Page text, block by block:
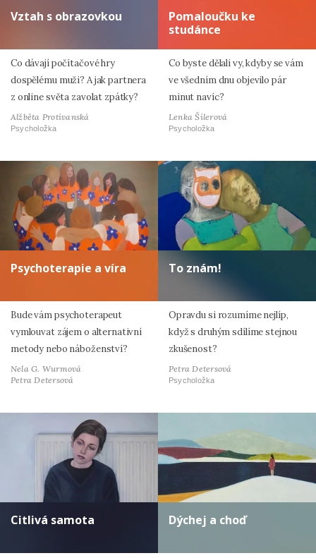
Vztah s obrazovkou
Co dávají počítačové hry
dospělému muži? A jak partnera
z online světa zavolat zpátky?
Alžběta Protivanská
Psycholožka
Pomaloučku ke
studánce
Co byste dělali vy, kdyby se vám
ve všedním dnu objevilo pár
minut navíc?
Lenka Šilerová
Psycholožka
Psychoterapie a víra
Bude vám psychoterapeut
vymlouvat zájem o alternativní
metody nebo náboženství?
Nela G. Wurmová
Petra Detersová
To znám!
Opravdu si rozumíme nejlíp,
když s druhým sdílíme stejnou
zkušenost?
Petra Detersová
Psycholožka
Citlivá samota Dýchej a choď